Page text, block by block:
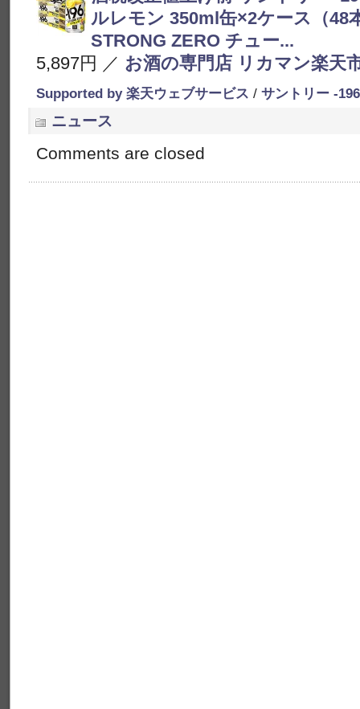
ルレモン 350ml缶×2ケース（48
STRONG ZERO チュー...
5,897円 ／ お酒の専門店 リカマン楽天
Supported by 楽天ウェブサービス / サントリー -
ニュース
Comments are closed